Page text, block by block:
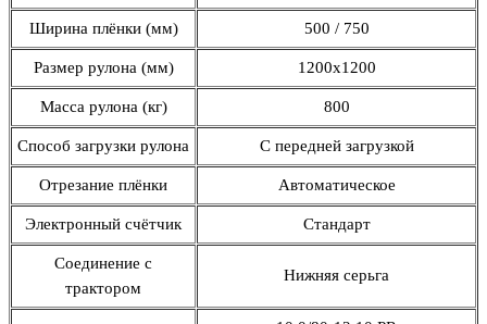
Ширина плёнки (мм) 500 / 750
Размер рулона (мм) 1200x1200
Масса рулона (кг) 800
Способ загрузки рулона С передней загрузкой
Отрезание плёнки Автоматическое
Электронный счётчик Стандарт
Соединение с
трактором
Нижняя серьга